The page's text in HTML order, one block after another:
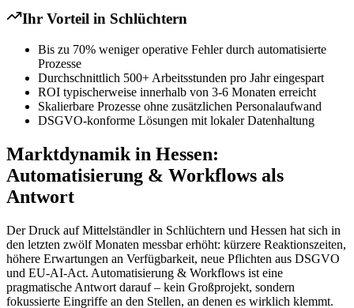
Ihr Vorteil in Schlüchtern
Bis zu 70% weniger operative Fehler durch automatisierte
Prozesse
Durchschnittlich 500+ Arbeitsstunden pro Jahr eingespart
ROI typischerweise innerhalb von 3-6 Monaten erreicht
Skalierbare Prozesse ohne zusätzlichen Personalaufwand
DSGVO-konforme Lösungen mit lokaler Datenhaltung
Marktdynamik in Hessen:
Automatisierung & Workflows als
Antwort
Der Druck auf Mittelständler in Schlüchtern und Hessen hat sich in
den letzten zwölf Monaten messbar erhöht: kürzere Reaktionszeiten,
höhere Erwartungen an Verfügbarkeit, neue Pflichten aus DSGVO
und EU-AI-Act. Automatisierung & Workflows ist eine
pragmatische Antwort darauf – kein Großprojekt, sondern
fokussierte Eingriffe an den Stellen, an denen es wirklich klemmt.